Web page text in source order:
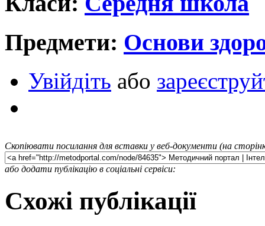
Предмети: Основи
Увійдіть або
Скопіювати посилання для вставки у веб-документи (на
або додати публікацію в соціальні сервіси:
Схожі публікації